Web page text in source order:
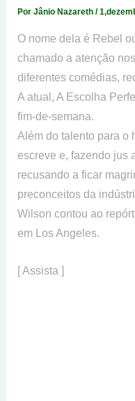
Por Jânio Nazareth /
O nome dela é Rebel
chamado a atenção
diferentes comédias,
A atual, A Escolha
fim-de-semana.
Além do talento para o
escreve e, fazendo jus
recusando a ficar
preconceitos da
Wilson contou ao
em Los Angeles.
[ Assista ]